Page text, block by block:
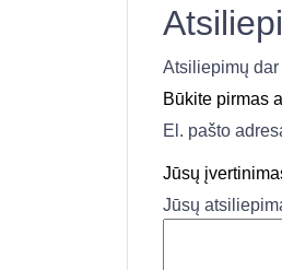
Atsiliepimų dar
Būkite pirmas
El. pašto
Jūsų
Jūsų